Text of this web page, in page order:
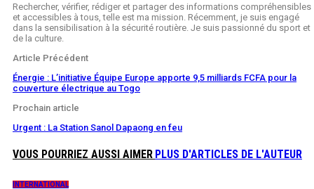
Rechercher, vérifier, rédiger et partager des informations compréhensibles
et accessibles à tous, telle est ma mission. Récemment, je suis engagé
dans la sensibilisation à la sécurité routière. Je suis passionné du sport et
de la culture.
Article Précédent
Énergie : L’initiative Équipe Europe apporte 9,5 milliards FCFA pour la
couverture électrique au Togo
Prochain article
Urgent : La Station Sanol Dapaong en feu
VOUS POURRIEZ AUSSI AIMER PLUS D'ARTICLES DE L'AUTEUR
INTERNATIONAL